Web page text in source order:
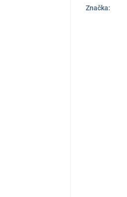
Značka: